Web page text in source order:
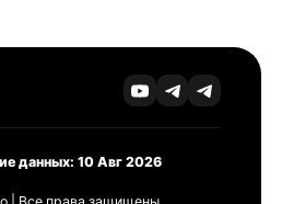
данных: 10 Авг 2026